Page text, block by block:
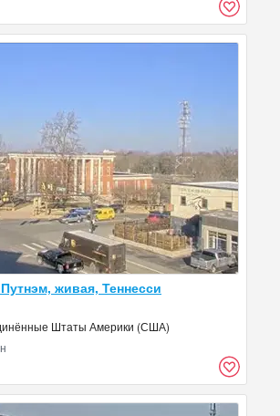
живая, Теннесси
Штаты Америки (США)